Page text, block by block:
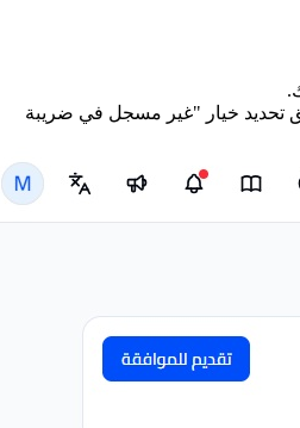
تحديد خيار "غير مسجل في ضريبة